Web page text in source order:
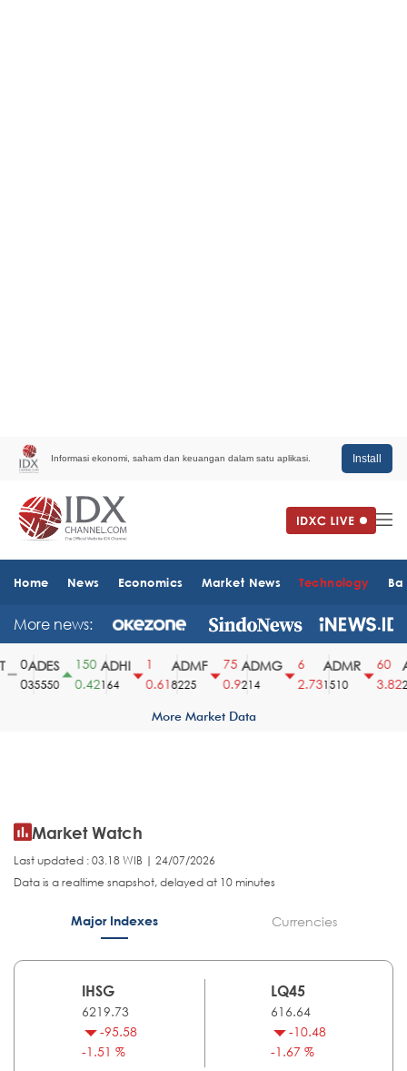
Informasi ekonomi, saham dan keuangan dalam satu aplikasi. Install
Home News Economics Market News Technology
More news:
ADES
35550
150
0.42
ADHI
164
0.61
ADMF
8225
75
0.9
ADMG
214
2.73
ADMR
1510
60
3.82
More Market Data
Market Watch
Last updated : 03.18 WIB | 24/07/2026
Data is a realtime snapshot, delayed at 10 minutes
Major Indexes Currencies
IHSG
6219.73
-95.58
-1.51 %
LQ45
616.64
-10.48
-1.67 %